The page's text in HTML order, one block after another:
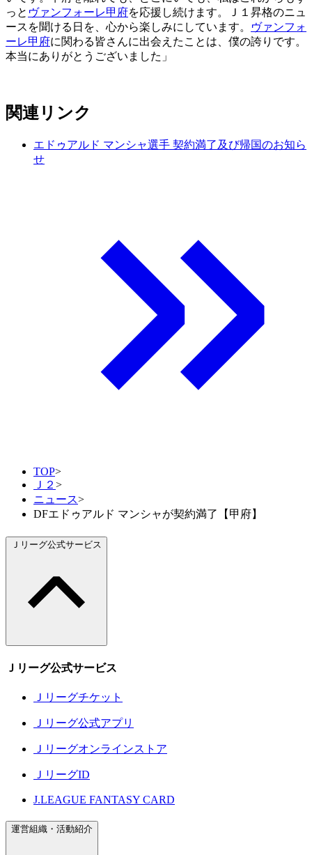
っと ヴァンフォーレ甲府を応援し続けます。Ｊ１昇格のニュ
ースを聞ける日を、心から楽しみにしています。
ヴァンフォ
ーレ甲府に関わる皆さんに出会えたことは、僕の誇りです。
本当にありがとうございました」
関連リンク
エドゥアルド マンシャ選手 契約満了及び帰国のお知ら
せ
TOP>
Ｊ２ >
ニュース>
DFエドゥアルド マンシャが契約満了【甲府】
Ｊリーグ公式サービス
Ｊリーグ公式サービス
Ｊリーグチケット
Ｊリーグ公式アプリ
Ｊリーグオンラインストア
ＪリーグID
J.LEAGUE FANTASY CARD
運営組織・活動紹介